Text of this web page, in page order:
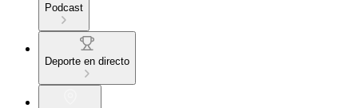
Podcast
Deporte en directo